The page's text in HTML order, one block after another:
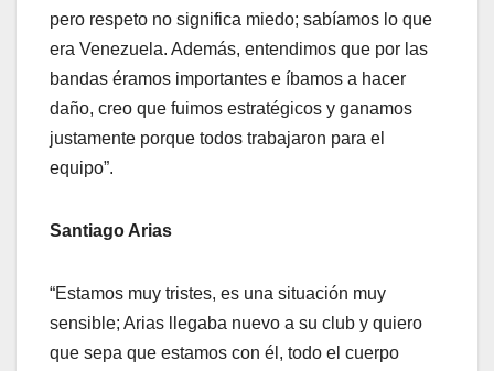
pero respeto no significa miedo; sabíamos lo que
era Venezuela. Además, entendimos que por las
bandas éramos importantes e íbamos a hacer
daño, creo que fuimos estratégicos y ganamos
justamente porque todos trabajaron para el
equipo”.
Santiago Arias
“Estamos muy tristes, es una situación muy
sensible; Arias llegaba nuevo a su club y quiero
que sepa que estamos con él, todo el cuerpo